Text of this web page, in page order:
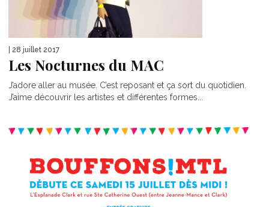
| 28 juillet 2017
Les Nocturnes du MAC
J’adore aller au musée. C’est reposant et ça sort du quotidien.
J’aime découvrir les artistes et différentes formes...